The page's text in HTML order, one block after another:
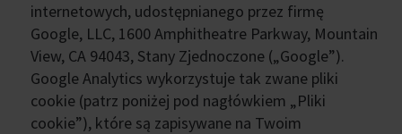
internetowych, udostępnianego przez firmę
Google, LLC, 1600 Amphitheatre Parkway, Mountain
View, CA 94043, Stany Zjednoczone („Google”).
Google Analytics wykorzystuje tak zwane pliki
cookie (patrz poniżej pod nagłówkiem „Pliki
cookie”), które są zapisywane na Twoim